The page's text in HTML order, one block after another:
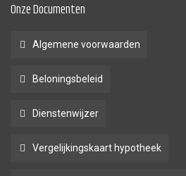
Onze Documenten
Algemene voorwaarden
Beloningsbeleid
Dienstenwijzer
Vergelijkingskaart hypotheek